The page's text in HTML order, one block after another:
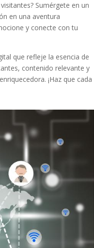
Sumérgete ⁤en ‍un
en ‌una ⁤aventura
y conecte con tu
que refleje la ​esencia de‍
contenido relevante⁤ y
¡Haz que cada